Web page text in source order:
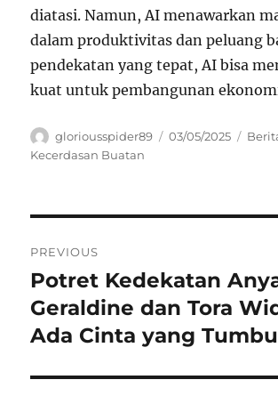
diatasi. Namun, AI menawarkan
dalam produktivitas dan peluang
pendekatan yang tepat, AI bisa
kuat untuk pembangunan
Author
gloriousspider89
Posted
03/05/2025
Kecerdasan Buatan
pos
PREVIOUS
Previous
post:
Potret Kedekatan
Geraldine dan Tora
Ada Cinta yang